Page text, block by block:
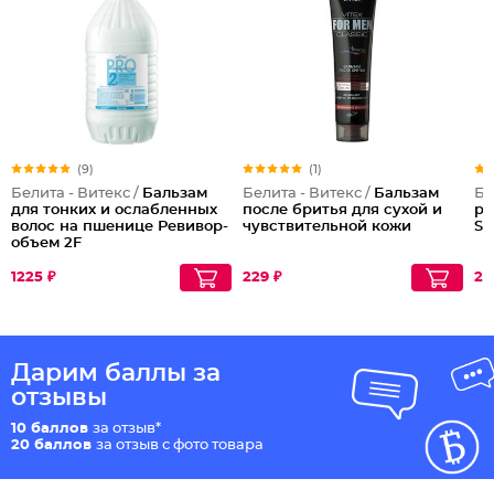
(9)
Белита - Витекс / Бальзам
для тонких и ослабленных
волос на пшенице Ревивор-
объем 2F
1225 ₽
(1)
Белита - Витекс / Бальзам
после бритья для сухой и
чувствительной кожи
229 ₽
Дарим баллы за
отзывы
10 баллов за отзыв*
20 баллов за отзыв с фото товара